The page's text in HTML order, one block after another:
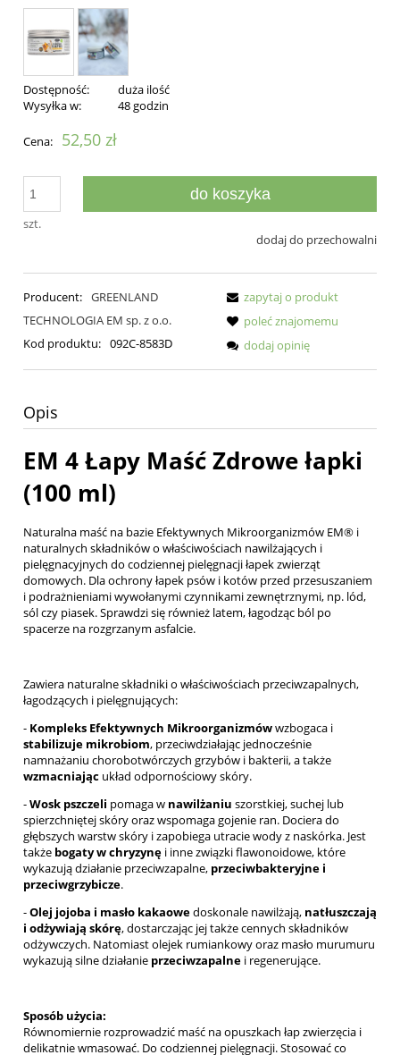
Dostępność:
duża ilość
Wysyłka w:
48 godzin
Cena: 52,50 zł
szt.
do koszyka
dodaj do przechowalni
Producent: GREENLAND
TECHNOLOGIA EM sp. z o.o.
Kod produktu: 092C-8583D
zapytaj o produkt
poleć znajomemu
dodaj opinię
Opis
EM 4 Łapy Maść Zdrowe łapki
(100 ml)
Naturalna maść na bazie Efektywnych Mikroorganizmów EM® i
naturalnych składników o właściwościach nawilżających i
pielęgnacyjnych do codziennej pielęgnacji łapek zwierząt
domowych. Dla ochrony łapek psów i kotów przed przesuszaniem
i podrażnieniami wywołanymi czynnikami zewnętrznymi, np. lód,
sól czy piasek. Sprawdzi się również latem, łagodząc ból po
spacerze na rozgrzanym asfalcie.
Zawiera naturalne składniki o właściwościach przeciwzapalnych,
łagodzących i pielęgnujących:
- Kompleks Efektywnych Mikroorganizmówwzbogaca i
stabilizuje mikrobiom, przeciwdziałając jednocześnie
namnażaniu chorobotwórczych grzybów i bakterii, a także
wzmacniając układ odpornościowy skóry.
-Wosk pszczeli pomaga w nawilżaniu szorstkiej, suchej lub
spierzchniętej skóry oraz wspomaga gojenie ran. Dociera do
głębszych warstw skóry i zapobiega utracie wody z naskórka. Jest
także bogaty w chryzynę i inne związki flawonoidowe, które
wykazują działanie przeciwzapalne, przeciwbakteryjne i
przeciwgrzybicze.
-Olej jojoba i masło kakaowedoskonale nawilżają, natłuszczają
i odżywiają skórę, dostarczając jej także cennych składników
odżywczych. Natomiast olejek rumiankowy oraz masło murumuru
wykazują silne działanie przeciwzapalne i regenerujące.
Sposób użycia:
Równomiernie rozprowadzić maść na opuszkach łap zwierzęcia i
delikatnie wmasować. Do codziennej pielęgnacji. Stosować co